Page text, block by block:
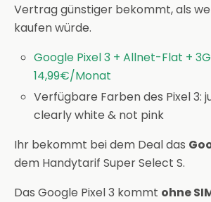
Vertrag günstiger bekommt, als
kaufen würde.
Google Pixel 3 + Allnet-Flat +
14,99€/Monat
Verfügbare Farben des Pixel 3:
clearly white & not pink
Ihr bekommt bei dem Deal das
dem Handytarif Super Select S.
Das Google Pixel 3 kommt ohne